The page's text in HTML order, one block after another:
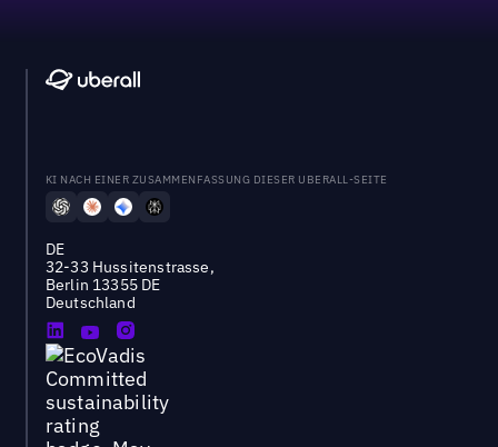
KI NACH EINER ZUSAMMENFASSUNG DIESER UBERALL-SEITE
DE
32-33 Hussitenstrasse,
Berlin 13355 DE
Deutschland